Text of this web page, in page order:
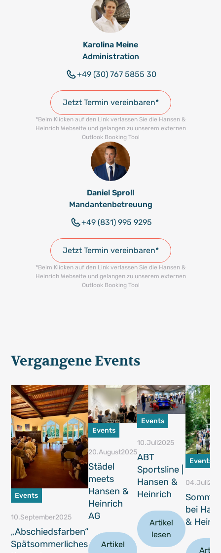
Karolina Meine
Administration
+49 (30) 767 5855 30
Jetzt Termin vereinbaren*
*Beim Klicken auf den Link verlassen Sie die Hansen &
Heinrich Webseite und gelangen zu unserem externen
Outlook Booking Tool
Daniel Sproll
Mandantenbetreuung
+49 (831) 995 9295
Jetzt Termin vereinbaren*
*Beim Klicken auf den Link verlassen Sie die Hansen &
Heinrich Webseite und gelangen zu unserem externen
Outlook Booking Tool
Vergangene Events
Events
10.September2025
„Abschiedsfarben“
Spätsommerliches
Events
20.August2025
Städel
meets
Hansen &
Heinrich
AG
Artikel
Events
10.Juli2025
ABT
Sportsline |
Hansen &
Heinrich
Artikel
lesen
Events
04.Juli
bei
&